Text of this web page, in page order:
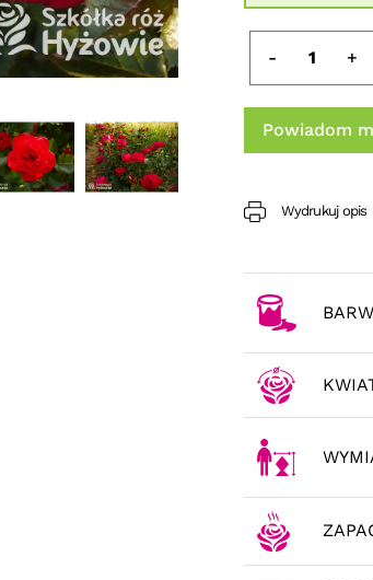
- +
Powiadom
Wydrukuj opis